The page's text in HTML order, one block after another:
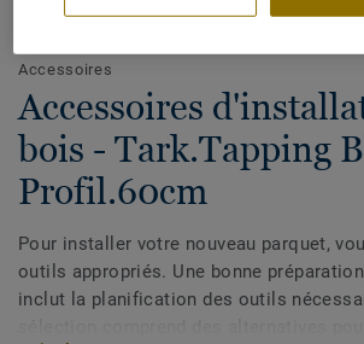
Accessoires
Accessoires
bois - Tark.Tapping
Profil.60cm
Pour installer votre nouveau parquet,
outils appropriés. Une bonne
inclut la planification des outils